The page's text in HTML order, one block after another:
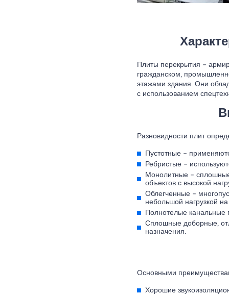
Плиты перекрытия –
гражданском,
этажами здания. Они
с использованием
Разновидности плит
Пустотные –
Ребристые –
Монолитные –
объектов с высокой
Облегченные –
небольшой нагрузкой
Полнотелые канальные
Сплошные доборные,
назначения.
Основными
Хорошие